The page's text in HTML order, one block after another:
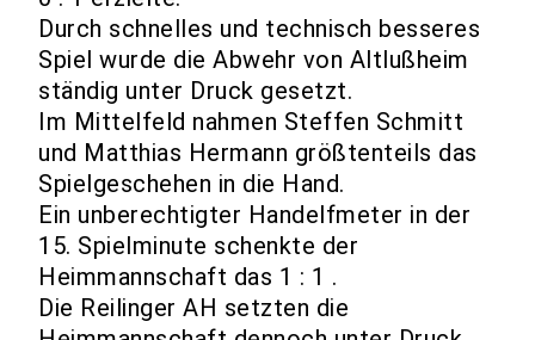
Durch schnelles und technisch besseres
Spiel wurde die Abwehr von Altlußheim
ständig unter Druck gesetzt.
Im Mittelfeld nahmen Steffen Schmitt
und Matthias Hermann größtenteils das
Spielgeschehen in die Hand.
Ein unberechtigter Handelfmeter in der
15. Spielminute schenkte der
Heimmannschaft das 1 : 1 .
Die Reilinger AH setzten die